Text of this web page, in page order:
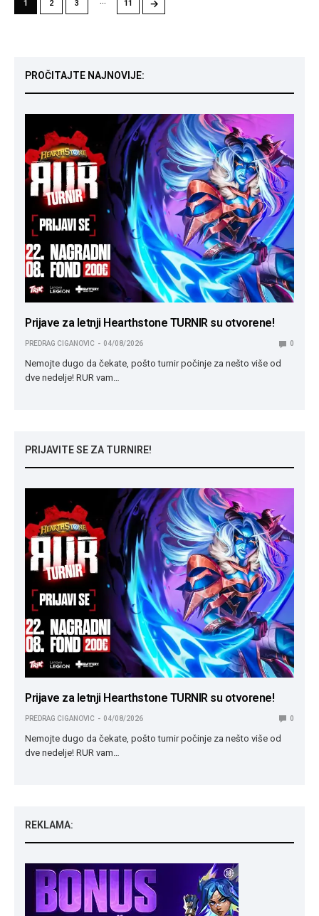
1 2 3 11 →
PROČITAJTE NAJNOVIJE:
Prijave za letnji Hearthstone TURNIR su otvorene!
PREDRAG CIGANOVIC 04/08/2026 0
Nemojte dugo da čekate, pošto turnir počinje za nešto više od
dve nedelje! RUR vam…
PRIJAVITE SE ZA TURNIRE!
Prijave za letnji Hearthstone TURNIR su otvorene!
PREDRAG CIGANOVIC 04/08/2026 0
Nemojte dugo da čekate, pošto turnir počinje za nešto više od
dve nedelje! RUR vam…
REKLAMA: